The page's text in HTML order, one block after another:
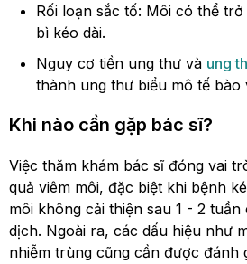
Rối loạn sắc tố: Môi có thể
bì kéo dài.
Nguy cơ tiền ung thư và ung
thành ung thư biểu mô tế
Khi nào cần gặp bác sĩ?
Việc thăm khám bác sĩ đóng vai
quả viêm môi, đặc biệt khi bệnh
môi không cải thiện sau 1 - 2
dịch. Ngoài ra, các dấu hiệu như
nhiễm trùng cũng cần được đánh